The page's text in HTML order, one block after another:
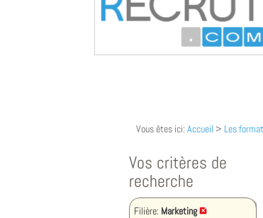
Vous êtes ici: Accueil > Les
Vos critères de
recherche
Filière: Marketing